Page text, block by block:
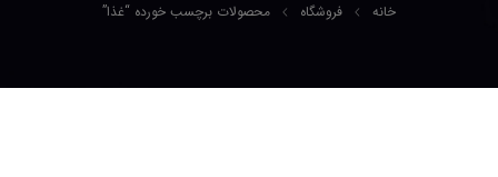
خانه فروشگاه محصولات برچسب خورده “غذا”